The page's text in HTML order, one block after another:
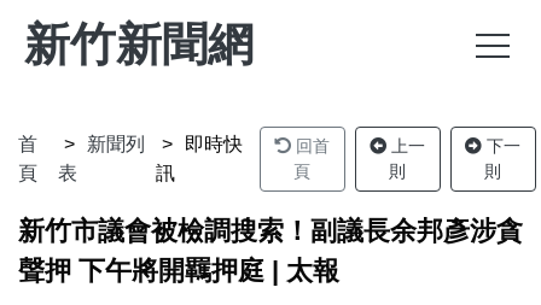
新竹新聞網
首
頁
新聞列
表
即時快
訊
回首
頁
上一
則
下一
則
新竹市議會被檢調搜索！副議長余邦彥涉貪
聲押 下午將開羈押庭 | 太報